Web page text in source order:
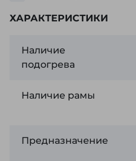
ХАРАКТЕРИСТИКИ
Наличие
подогрева
Наличие рамы
Предназначение